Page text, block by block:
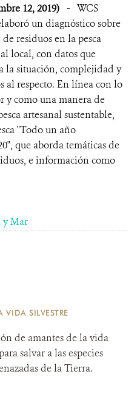
12, 2019) - WCS
un diagnóstico sobre
de residuos en la pesca
local, con datos que
la situación, complejidad y
al respecto. En línea con lo
y como una manera de
artesanal sustentable,
"Todo un año
que aborda temáticas de
e información como
y Mar
VIDA SILVESTRE
de amantes de la vida
salvar a las especies
de la Tierra.